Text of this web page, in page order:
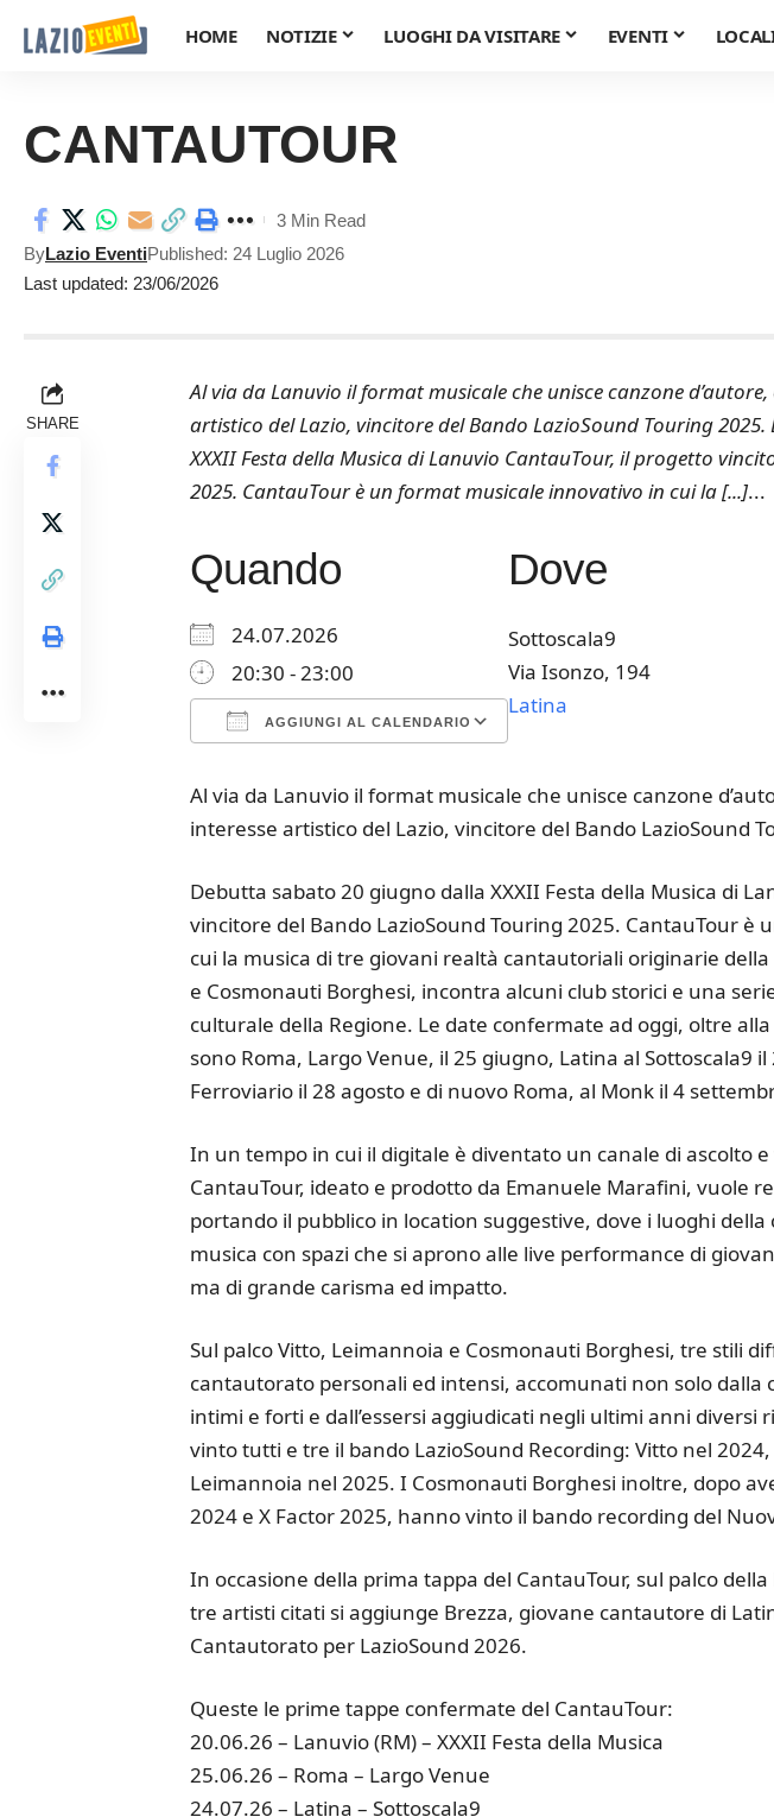
HOME NOTIZIE LUOGHI DA VISITARE EVENTI
CANTAUTOUR
Last updated: 23/06/2026
ByLazio EventiPublished: 24 Luglio 2026
3 Min Read
SHARE
Al via da Lanuvio il format musicale che unisce canzone
artistico del Lazio, vincitore del Bando LazioSound Touring
XXXII Festa della Musica di Lanuvio CantauTour, il progetto
2025. CantauTour è un format musicale innovativo in cui la [...]...
Quando
24.07.2026
20:30 - 23:00
AGGIUNGI AL CALENDARIO
Dove
Sottoscala9
Via Isonzo, 194
Latina
Al via da Lanuvio il format musicale che unisce canzone
interesse artistico del Lazio, vincitore del Bando LazioSound
Debutta sabato 20 giugno dalla XXXII Festa della Musica di
vincitore del Bando LazioSound Touring 2025. CantauTour è
cui la musica di tre giovani realtà cantautoriali originarie
e Cosmonauti Borghesi, incontra alcuni club storici e una
culturale della Regione. Le date confermate ad oggi, oltre
sono Roma, Largo Venue, il 25 giugno, Latina al Sottoscala9
Ferroviario il 28 agosto e di nuovo Roma, al Monk il 4
In un tempo in cui il digitale è diventato un canale di ascolto
CantauTour, ideato e prodotto da Emanuele Marafini, vuole
portando il pubblico in location suggestive, dove i luoghi
musica con spazi che si aprono alle live performance di
ma di grande carisma ed impatto.
Sul palco Vitto, Leimannoia e Cosmonauti Borghesi, tre stili
cantautorato personali ed intensi, accomunati non solo dalla
intimi e forti e dall’essersi aggiudicati negli ultimi anni diversi
vinto tutti e tre il bando LazioSound Recording: Vitto nel
Leimannoia nel 2025. I Cosmonauti Borghesi inoltre, dopo
2024 e X Factor 2025, hanno vinto il bando recording del
In occasione della prima tappa del CantauTour, sul palco
tre artisti citati si aggiunge Brezza, giovane cantautore di
Cantautorato per LazioSound 2026.
Queste le prime tappe confermate del CantauTour:
20.06.26 – Lanuvio (RM) – XXXII Festa della Musica
25.06.26 – Roma – Largo Venue
24.07.26 – Latina – Sottoscala9